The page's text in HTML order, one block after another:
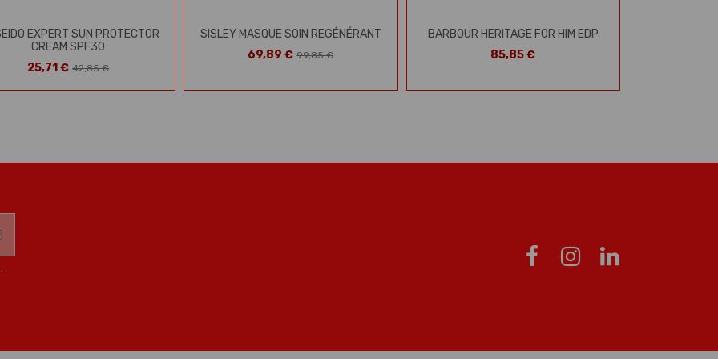
EXPERT SUN PROTECTOR
CREAM SPF30
25,71 € 42,85 €
SISLEY MASQUE SOIN REGÉNÉRANT
69,89 € 99,85 €
BARBOUR HERITAGE FOR HIM EDP
85,85 €